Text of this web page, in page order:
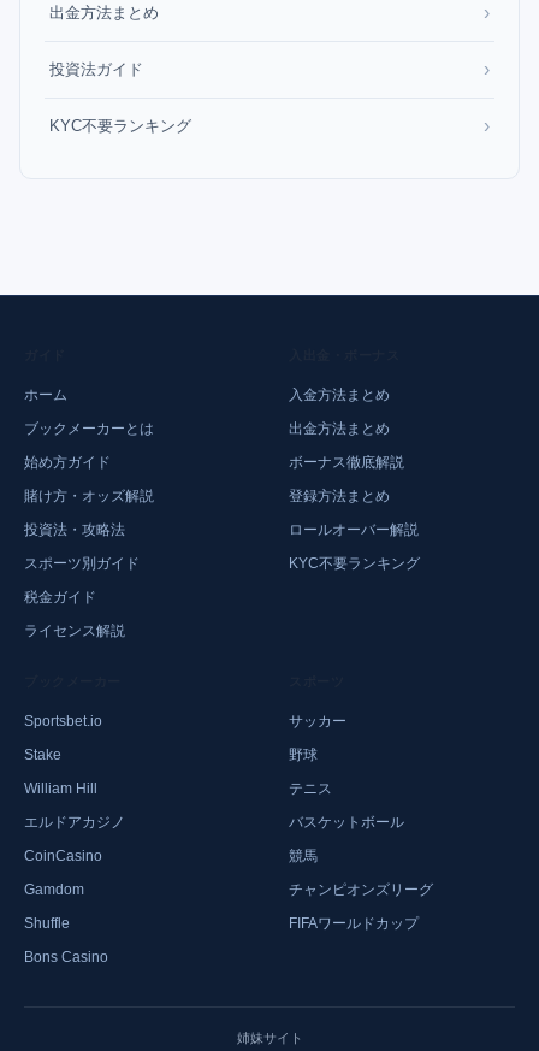
出金方法まとめ ›
投資法ガイド ›
KYC不要ランキング ›
ホーム
ブックメーカーとは
始め方ガイド
賭け方・オッズ解説
投資法・攻略法
スポーツ別ガイド
税金ガイド
ライセンス解説
入金方法まとめ
出金方法まとめ
ボーナス徹底解説
登録方法まとめ
ロールオーバー解説
KYC不要ランキング
Sportsbet.io
Stake
William Hill
エルドアカジノ
CoinCasino
Gamdom
Shuffle
Bons Casino
サッカー
野球
テニス
バスケットボール
競馬
チャンピオンズリーグ
FIFAワールドカップ
姉妹サイト